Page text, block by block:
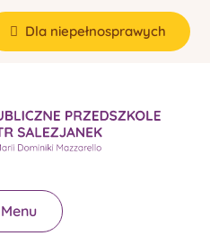
Dla niepełnosprawych
Menu